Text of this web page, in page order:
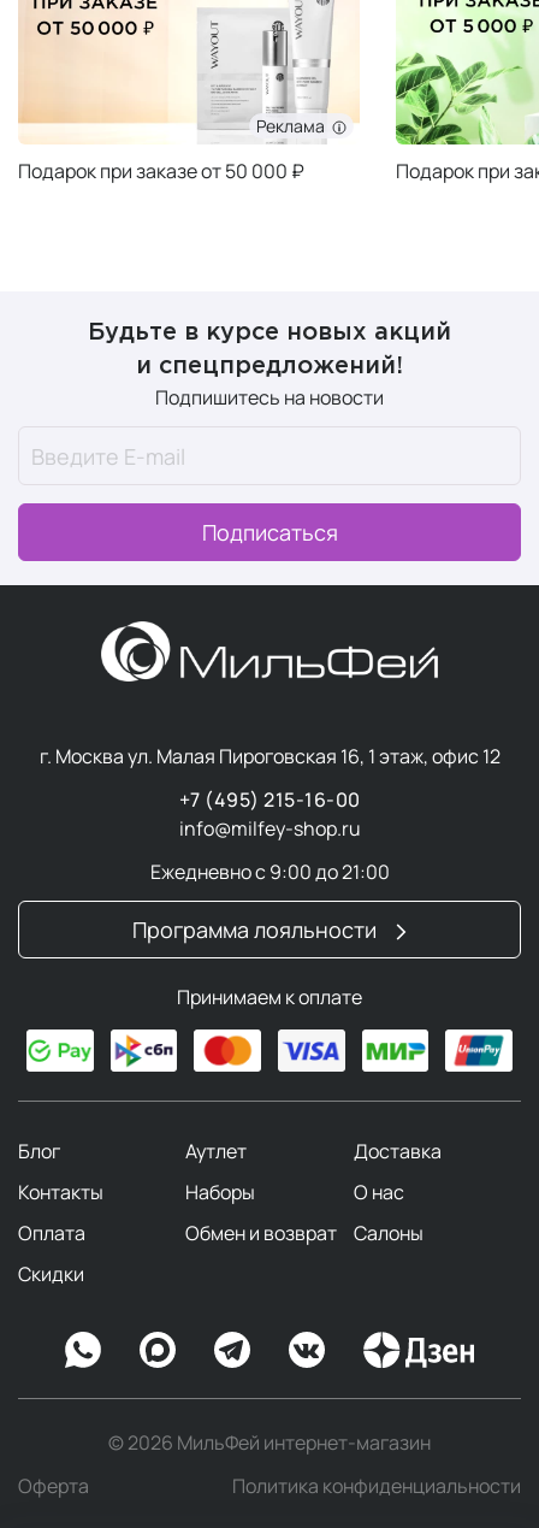
Реклама
Подарок при заказе от 50 000 ₽ Подарок при
Будьте в курсе новых акций
и спецпредложений!
Подпишитесь на новости
Подписаться
г. Москва ул. Малая Пироговская 16, 1 этаж, офис 12
+7 (495) 215-16-00
info@milfey-shop.ru
Ежедневно с 9:00 до 21:00
Программа лояльности
Принимаем к оплате
Блог Аутлет
Доставка
Контакты
Наборы
О нас
Оплата
Обмен и возврат
Салоны
Скидки
© 2026 МильФей интернет-магазин
Оферта
Политика конфиденциальности